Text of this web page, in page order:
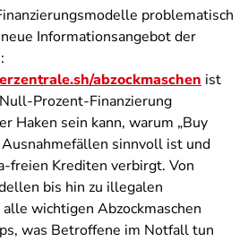
problematisch
Informationsangebot der
abzockmaschen ist
Prozent-Finanzierung
Haken sein kann, warum „Buy
sinnvoll ist und
freien Krediten verbirgt. Von
bis hin zu illegalen
wichtigen Abzockmaschen
was Betroffene im Notfall tun